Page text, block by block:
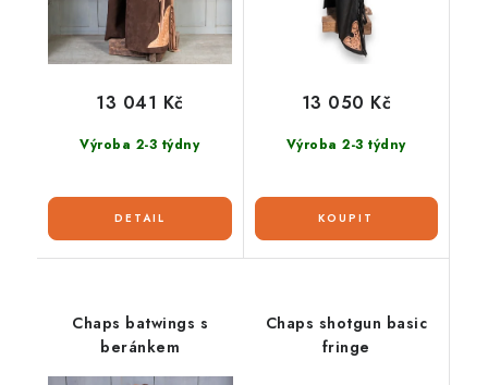
Výroba 2-3 týdny
13 041 Kč
Výroba 2-3 týdny
13 050 Kč
Chaps batwings s
beránkem
Chaps shotgun basic
fringe